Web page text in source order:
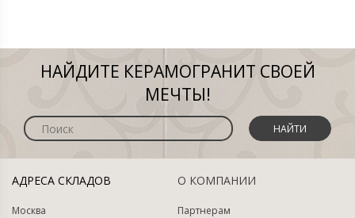
НАЙДИТЕ КЕРАМОГРАНИТ СВОЕЙ
МЕЧТЫ!
НАЙТИ
АДРЕСА СКЛАДОВ
Москва
О КОМПАНИИ
Партнерам